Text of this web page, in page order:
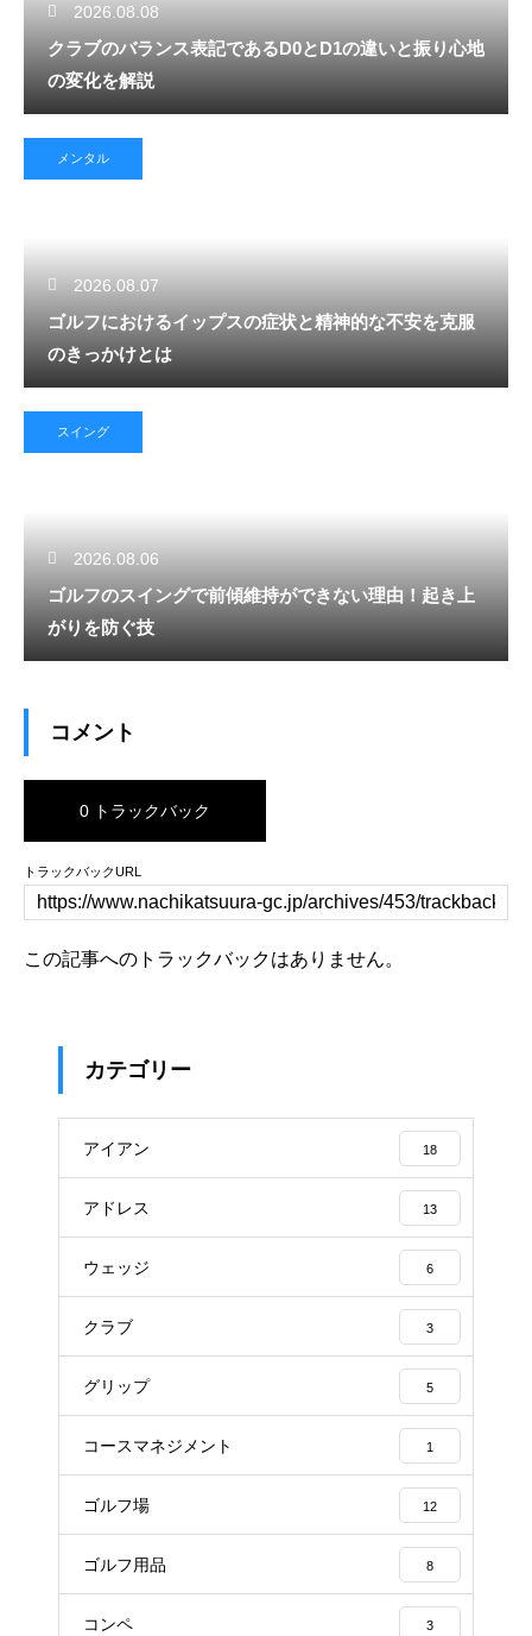
2026.08.08
クラブのバランス表記であるD0とD1の違いと振り心地
の変化を解説
メンタル
2026.08.07
ゴルフにおけるイップスの症状と精神的な不安を克服
のきっかけとは
スイング
2026.08.06
ゴルフのスイングで前傾維持ができない理由！起き上
がりを防ぐ技
コメント
0 トラックバック
トラックバックURL
この記事へのトラックバックはありません。
カテゴリー
アイアン 18
アドレス 13
ウェッジ 6
クラブ 3
グリップ 5
コースマネジメント 1
ゴルフ場 12
ゴルフ用品 8
コンペ 3